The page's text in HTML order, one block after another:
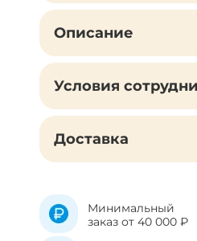
Описание
Условия
Доставка
Минимальный
заказ от 40 000 ₽